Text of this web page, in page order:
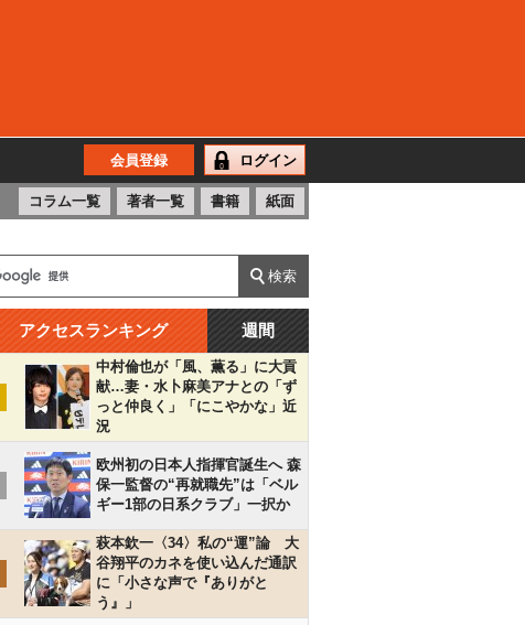
会員登録 ログイン
コラム一覧 著者一覧 書籍 紙面
アクセスランキング 週間
中村倫也が「風、薫る」に大貢
献…妻・水卜麻美アナとの「ず
っと仲良く」「にこやかな」近
況
欧州初の日本人指揮官誕生へ 森
保一監督の“再就職先”は「ベル
ギー1部の日系クラブ」一択か
萩本欽一〈34〉私の“運”論 大
谷翔平のカネを使い込んだ通訳
に「小さな声で『ありがと
う』」